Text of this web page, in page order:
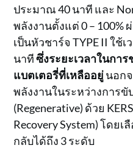
ประมาณ 40 นาที และ
พลังงานตั้งแต่ 0 – 100%
เป็นหัวชาร์จ TYPE II ใช้
นาทีซึ่งระยะเวลาในกา
แบตเตอรี่ที่เหลืออยู่นอก
พลังงานในระหว่างการขั
(Regenerative) ด้วย
Recovery System) โดย
กลับได้ถึง 3 ระดับ